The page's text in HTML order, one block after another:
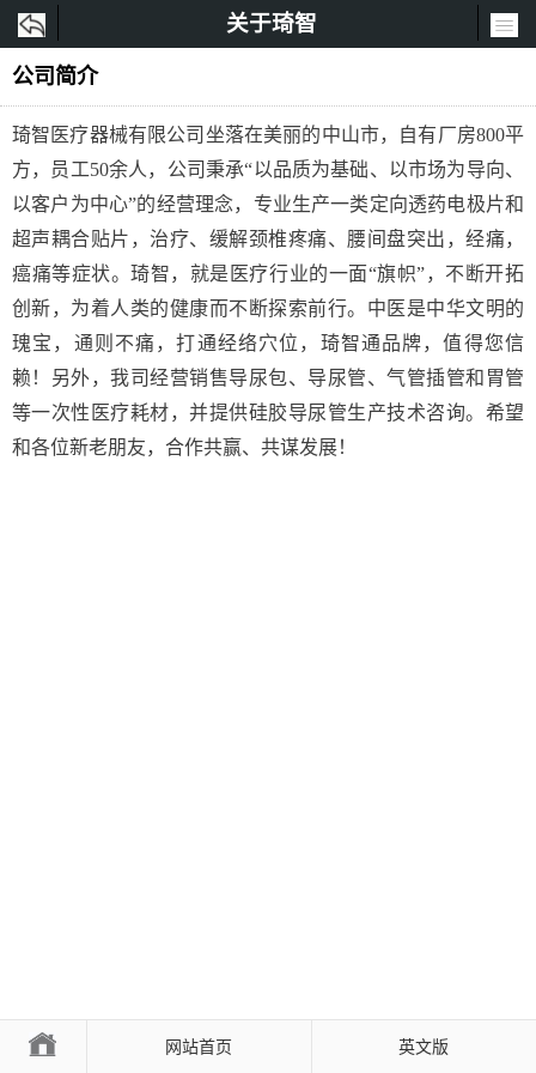
关于琦智
公司简介
琦智医疗器械有限公司坐落在美丽的中山市，自有厂房800平
方，员工50余人，公司秉承“以品质为基础、以市场为导向、
以客户为中心”的经营理念，专业生产一类定向透药电极片和
超声耦合贴片，治疗、缓解颈椎疼痛、腰间盘突出，经痛，
癌痛等症状。琦智，就是医疗行业的一面“旗帜”，不断开拓
创新，为着人类的健康而不断探索前行。中医是中华文明的
瑰宝，通则不痛，打通经络穴位，琦智通品牌，值得您信
赖！另外，我司经营销售导尿包、导尿管、气管插管和胃管
等一次性医疗耗材，并提供硅胶导尿管生产技术咨询。希望
和各位新老朋友，合作共赢、共谋发展！
网站首页 英文版